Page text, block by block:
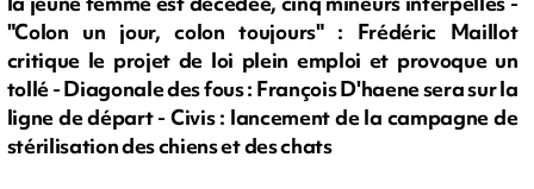
"Colon un jour, colon toujours" : Frédéric Maillot
critique le projet de loi plein emploi et provoque un
tollé - Diagonale des fous : François D'haene sera sur la
ligne de départ - Civis : lancement de la campagne de
stérilisation des chiens et des chats